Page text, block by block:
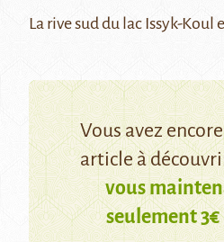
La rive sud du lac Issyk-Koul
Vous avez
article à
vous
seulement